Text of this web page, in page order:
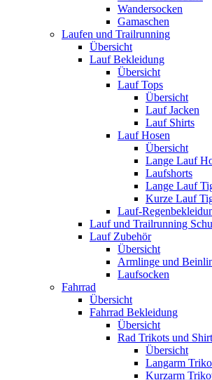
Wandersocken
Gamaschen
Laufen und Trailrunning
Übersicht
Lauf Bekleidung
Übersicht
Lauf Tops
Übersicht
Lauf Jacken
Lauf Shirts
Lauf Hosen
Übersicht
Lange Lauf
Laufshorts
Lange Lauf
Kurze Lauf
Lauf-
Lauf und Trailrunning
Lauf Zubehör
Übersicht
Armlinge und
Laufsocken
Fahrrad
Übersicht
Fahrrad Bekleidung
Übersicht
Rad Trikots und
Übersicht
Langarm
Kurzarm